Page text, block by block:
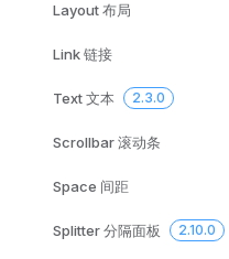
Layout 布局
Link 链接
Text 文本 2.3.0
Scrollbar 滚动条
Space 间距
Splitter 分隔面板 2.10.0
日期时间格式
使用 format 指定输入
默认情况下，组件接受并
在这里 查看 Day.js